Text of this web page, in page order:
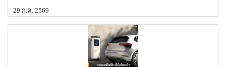
29 ก.ค. 2569